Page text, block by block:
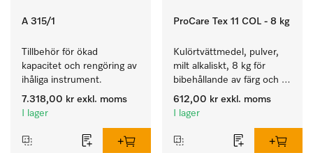
A 315/1
Tillbehör för ökad
kapacitet och rengöring av
ihåliga instrument.
7.318,00 kr exkl. moms
I lager
ProCare Tex 11 COL - 8 kg
Kulörtvättmedel, pulver,
milt alkaliskt, 8 kg för
bibehållande av färg och
rengöring av kulörtvätt.
612,00 kr exkl. moms
I lager